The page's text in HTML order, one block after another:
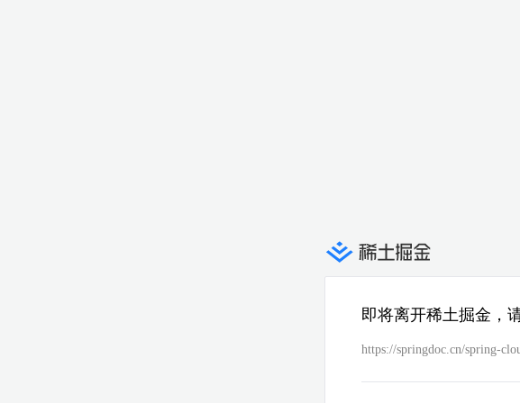
即将离开稀土掘金，
https://springdoc.cn/spring-